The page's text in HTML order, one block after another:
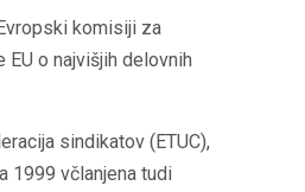
komisiji za
o najvišjih delovnih
sindikatov (ETUC),
1999 včlanjena tudi